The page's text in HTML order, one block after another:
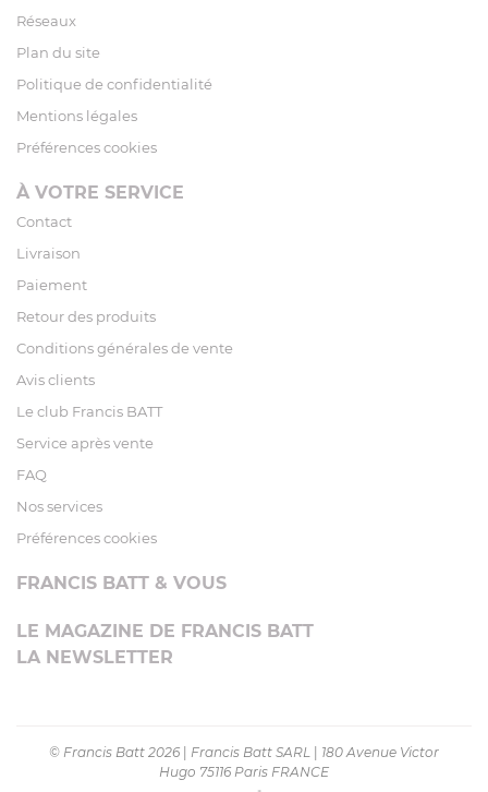
Réseaux
Plan du site
Politique de confidentialité
Mentions légales
Préférences cookies
À VOTRE SERVICE
Contact
Livraison
Paiement
Retour des produits
Conditions générales de vente
Avis clients
Le club Francis BATT
Service après vente
FAQ
Nos services
Préférences cookies
FRANCIS BATT & VOUS
LE MAGAZINE DE FRANCIS BATT
LA NEWSLETTER
© Francis Batt 2026 Francis Batt SARL
180 Avenue Victor
Hugo 75116 Paris FRANCE